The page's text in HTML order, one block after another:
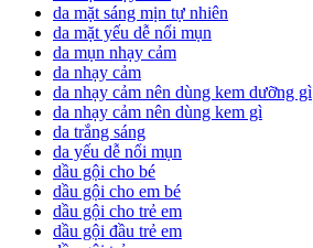
da mặt sáng mịn tự nhiên
da mặt yếu dễ nổi mụn
da mụn nhạy cảm
da nhạy cảm
da nhạy cảm nên dùng kem dưỡng gì
da nhạy cảm nên dùng kem gì
da trắng sáng
da yếu dễ nổi mụn
dầu gội cho bé
dầu gội cho em bé
dầu gội cho trẻ em
dầu gội đầu trẻ em